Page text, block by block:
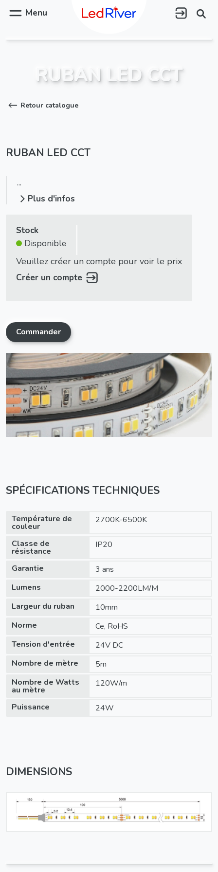
contenu
Menu
RUBAN LED CCT
Retour catalogue
RUBAN LED CCT
...
Plus d'infos
Stock
Disponible
Veuillez créer un compte pour voir le prix
Créer un compte
Commander
SPÉCIFICATIONS TECHNIQUES
Température de
couleur
2700K-6500K
Classe de
résistance
IP20
Garantie
3 ans
Lumens
2000-2200LM/M
Largeur du ruban
10mm
Norme
Ce, RoHS
Tension d'entrée
24V DC
Nombre de mètre
5m
Nombre de Watts
au mètre
120W/m
Puissance 24W
DIMENSIONS